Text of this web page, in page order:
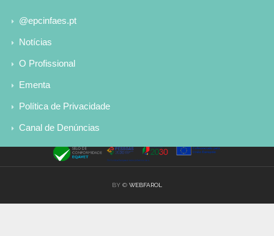
@epcinfaes.pt
Notícias
O Profissional
Ementa
Política de Privacidade
Canal de Denúncias
BY © WEBFAROL